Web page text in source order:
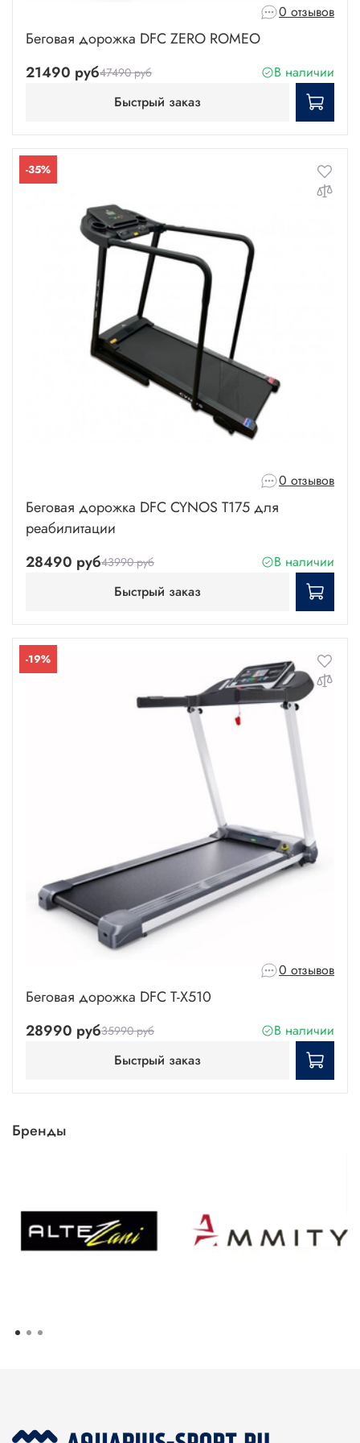
0 отзывов
Беговая дорожка DFC ZERO ROMEO
21490 руб47490 руб
В наличии
Быстрый заказ
-35%
0 отзывов
Беговая дорожка DFC CYNOS T175 для
реабилитации
28490 руб43990 руб
В наличии
Быстрый заказ
-19%
0 отзывов
Беговая дорожка DFC T-X510
28990 руб35990 руб
В наличии
Быстрый заказ
Бренды